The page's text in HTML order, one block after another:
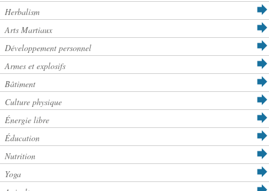
Herbalism
Arts Martiaux
Développement personnel
Armes et explosifs
Bâtiment
Culture physique
Énergie libre
Éducation
Nutrition
Yoga